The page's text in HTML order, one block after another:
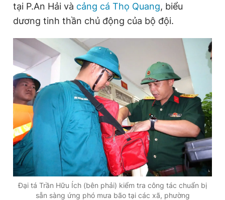
tại P.An Hải và cảng cá Thọ Quang, biểu
dương tinh thần chủ động của bộ đội.
Đại tá Trần Hữu Ích (bên phải) kiểm tra công tác chuẩn bị
sẵn sàng ứng phó mưa bão tại các xã, phường